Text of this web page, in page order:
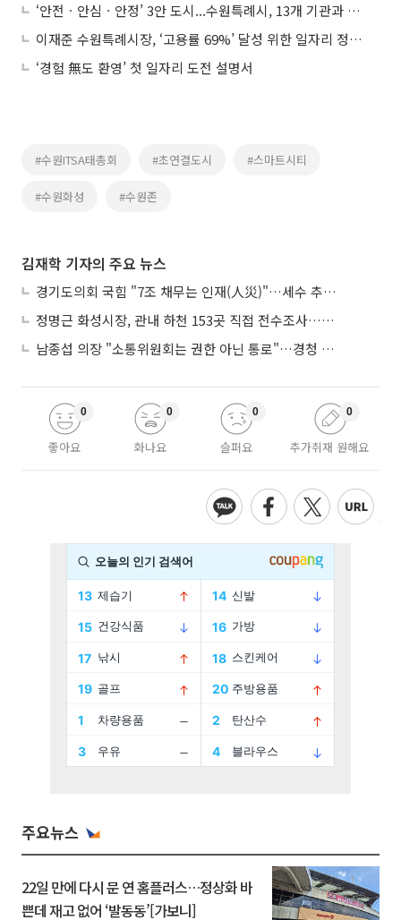
‘안전ㆍ안심ㆍ안정’ 3안 도시...수원특례시, 13개 기관과 협력체계 강화
이재준 수원특례시장, ‘고용률 69%’ 달성 위한 일자리 정책 발표
‘경험 無도 환영’ 첫 일자리 도전 설명서
#수원ITSA태총회 #초연결도시 #스마트시티
#수원화성 #수원존
김재학 기자의 주요 뉴스
경기도의회 국힘 "7조 채무는 인재(人災)"…세수 추계 조작 의혹 제기
정명근 화성시장, 관내 하천 153곳 직접 전수조사…불법시설 정비
남종섭 의장 "소통위원회는 권한 아닌 통로"…경청 의회 만든다
좋아요
0
화나요
0
슬퍼요
0
추가취재 원해요
0
주요뉴스
22일 만에 다시 문 연 홈플러스…정상화 바
쁜데 재고 없어 ‘발동동’[가보니]